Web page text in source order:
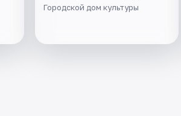
Городской дом культуры